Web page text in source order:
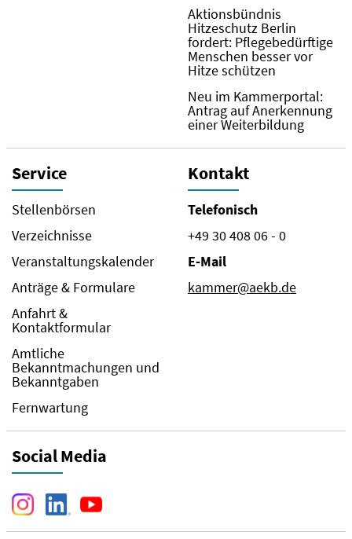
Aktionsbündnis
Hitzeschutz Berlin
fordert: Pflegebedürftige
Menschen besser vor
Hitze schützen
Neu im Kammerportal:
Antrag auf Anerkennung
einer Weiterbildung
Service
Stellenbörsen
Verzeichnisse
Veranstaltungskalender
Anträge & Formulare
Anfahrt &
Kontaktformular
Amtliche
Bekanntmachungen und
Bekanntgaben
Fernwartung
Kontakt
Telefonisch
+49 30 408 06 - 0
E-Mail
kammer@aekb.de
Social Media